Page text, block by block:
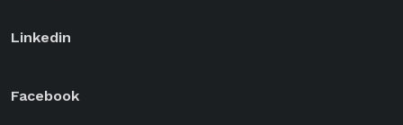
Linkedin
Facebook